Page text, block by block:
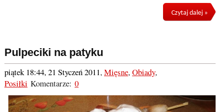
Czytaj dalej »
Pulpeciki na patyku
piątek 18:44, 21 Styczeń 2011,Mięsne,Obiady,
Posiłki Komentarze: 0